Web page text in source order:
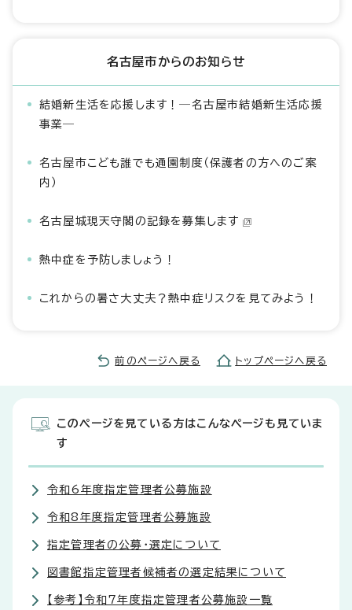
名古屋市からのお知らせ
結婚新生活を応援します！―名古屋市結婚新生活応援
事業―
名古屋市こども誰でも通園制度（保護者の方へのご案
内）
名古屋城現天守閣の記録を募集します
熱中症を予防しましょう！
これからの暑さ大丈夫？熱中症リスクを見てみよう！
前のページへ戻る トップページへ戻る
このページを見ている方はこんなページも見ていま
す
令和6年度指定管理者公募施設
令和8年度指定管理者公募施設
指定管理者の公募・選定について
図書館指定管理者候補者の選定結果について
【参考】令和7年度指定管理者公募施設一覧